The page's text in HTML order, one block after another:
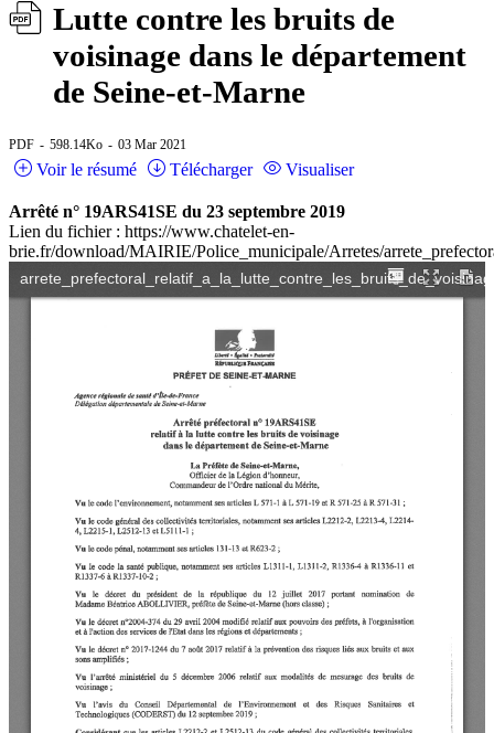
Lutte contre les bruits de
voisinage dans le département
de Seine-et-Marne
PDF 598.14Ko 03 Mar 2021
Voir le résumé Télécharger Visualiser
Arrêté n° 19ARS41SE du 23 septembre 2019
Lien du fichier : https://www.chatelet-en-
brie.fr/download/MAIRIE/Police_municipale/Arretes/